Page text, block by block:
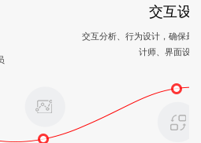
交互设
交互分析、行为设计，确保最
计师、界面设